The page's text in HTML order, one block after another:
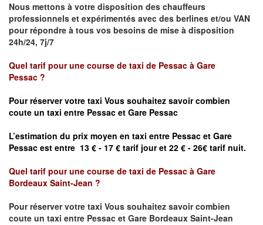
Nous mettons à votre disposition des chauffeurs
professionnels et expérimentés avec des berlines et/ou VAN
pour répondre à tous vos besoins de mise à disposition
24h/24, 7j/7
Quel tarif pour une course de taxi de Pessac à Gare
Pessac ?
Pour réserver votre taxi Vous souhaitez savoircombien
coute un taxi entre Pessac et Gare Pessac
L’estimation du prix moyen en taxi entre Pessac et Gare
Pessac est entre 13 € - 17 € tarif jour et 22 € - 26€ tarif nuit.
Quel tarif pour une course de taxi de Pessac à Gare
Bordeaux Saint-Jean ?
Pour réserver votre taxi Vous souhaitez savoircombien
coute un taxi entre Pessac et Gare Bordeaux Saint-Jean